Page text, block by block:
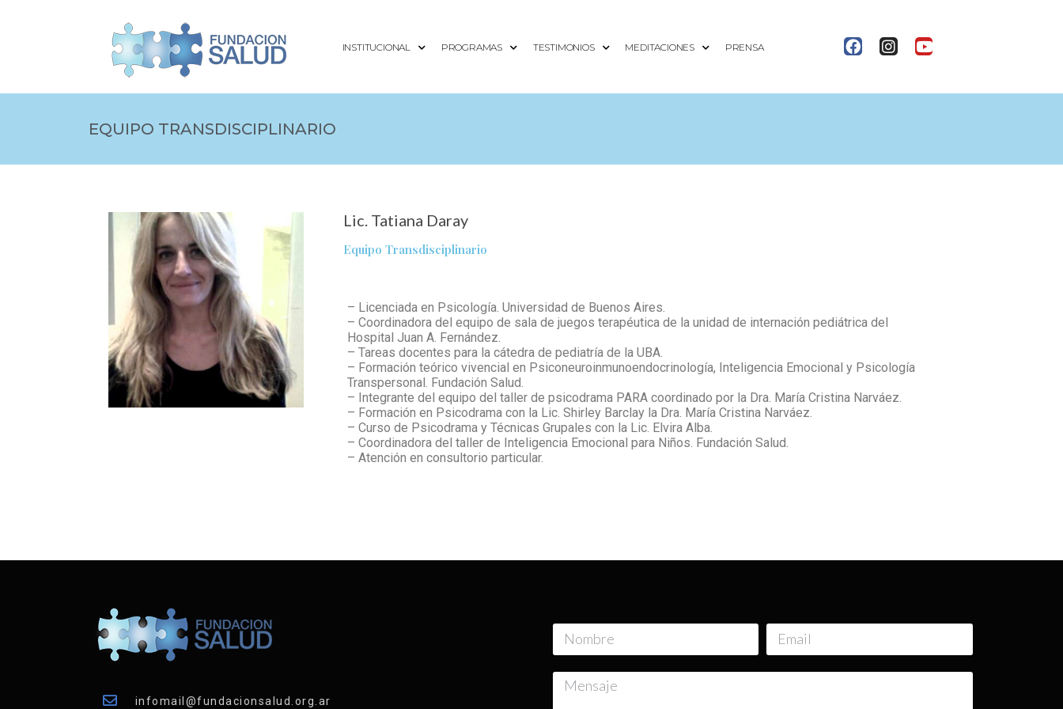
INSTITUCIONAL PROGRAMAS TESTIMONIOS MEDITACIONES PRENSA
EQUIPO TRANSDISCIPLINARIO
Lic. Tatiana Daray
Equipo Transdisciplinario
– Licenciada en Psicología. Universidad de Buenos Aires.
– Coordinadora del equipo de sala de juegos terapéutica de la unidad de internación pediátrica del
Hospital Juan A. Fernández.
– Tareas docentes para la cátedra de pediatría de la UBA.
– Formación teórico vivencial en Psiconeuroinmunoendocrinología, Inteligencia Emocional y Psicología
Transpersonal. Fundación Salud.
– Integrante del equipo del taller de psicodrama PARA coordinado por la Dra. María Cristina Narváez.
– Formación en Psicodrama con la Lic. Shirley Barclay la Dra. María Cristina Narváez.
– Curso de Psicodrama y Técnicas Grupales con la Lic. Elvira Alba.
– Coordinadora del taller de Inteligencia Emocional para Niños. Fundación Salud.
– Atención en consultorio particular.
infomail@fundacionsalud.org.ar